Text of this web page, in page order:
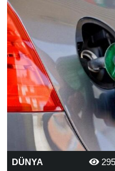
DÜNYA 295